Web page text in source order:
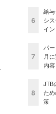
6
給
シ
イン
7
パ
月
内容
8
JTB
た
策